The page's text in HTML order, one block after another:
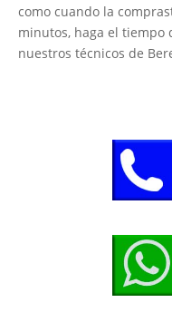
como cuando la
minutos, haga el tiempo
nuestros técnicos de